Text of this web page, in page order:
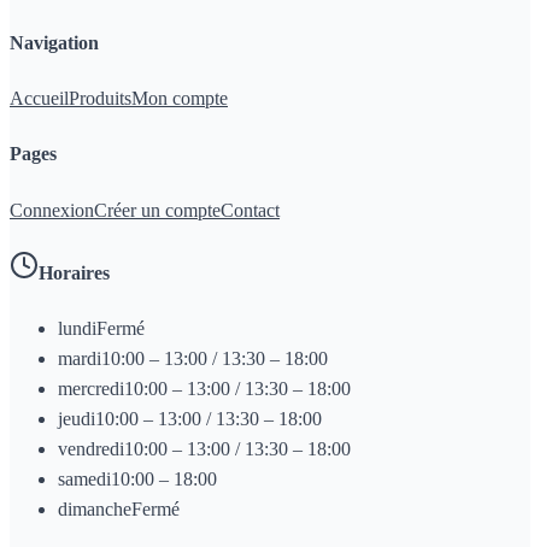
Navigation
AccueilProduitsMon compte
Pages
ConnexionCréer un compteContact
Horaires
lundiFermé
mardi10:00 – 13:00 / 13:30 – 18:00
mercredi10:00 – 13:00 / 13:30 – 18:00
jeudi10:00 – 13:00 / 13:30 – 18:00
vendredi10:00 – 13:00 / 13:30 – 18:00
samedi10:00 – 18:00
dimancheFermé